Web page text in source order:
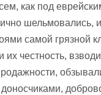
как под
шельмовались,
самой грязной
их честность,